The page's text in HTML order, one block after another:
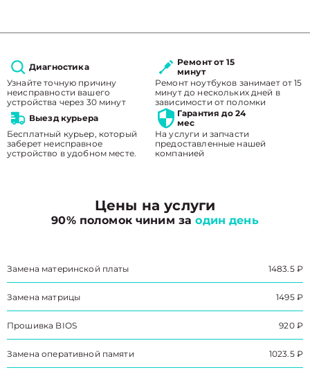
Диагностика
Узнайте точную причину
неисправности вашего
устройства через 30 минут
Ремонт от 15
минут
Ремонт ноутбуков занимает от 15
минут до нескольких дней в
зависимости от поломки
Выезд курьера
Бесплатный курьер, который
заберет неисправное
устройство в удобном месте.
Гарантия до 24
мес
На услуги и запчасти
предоставленные нашей
компанией
Цены на услуги
90% поломок чиним заодин день
Замена материнской платы 1483.5 ₽
Замена матрицы 1495 ₽
Прошивка BIOS 920 ₽
Замена оперативной памяти 1023.5 ₽